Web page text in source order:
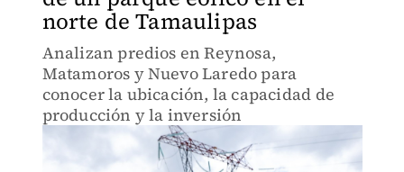
norte de Tamaulipas
Analizan predios en Reynosa,
Matamoros y Nuevo Laredo para
conocer la ubicación, la capacidad de
producción y la inversión